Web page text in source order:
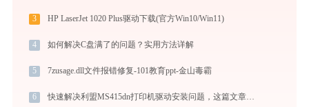
3 HP LaserJet 1020 Plus驱动下载(官方Win10/Win11)
4 如何解决C盘满了的问题？实用方法详解
5 7zusage.dll文件报错修复-101教育ppt-金山毒霸
6 快速解决利盟MS415dn打印机驱动安装问题，这篇文章告诉你方法